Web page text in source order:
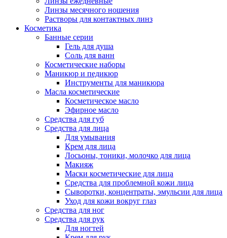
Линзы месячного ношения
Растворы для контактных линз
Косметика
Банные серии
Гель для душа
Соль для ванн
Косметические наборы
Маникюр и педикюр
Инструменты для маникюра
Масла косметические
Косметическое масло
Эфирное масло
Средства для губ
Средства для лица
Для умывания
Крем для лица
Лосьоны, тоники, молочко для лица
Макияж
Маски косметические для лица
Средства для проблемной кожи лица
Сыворотки, концентраты, эмульсии для лица
Уход для кожи вокруг глаз
Средства для ног
Средства для рук
Для ногтей